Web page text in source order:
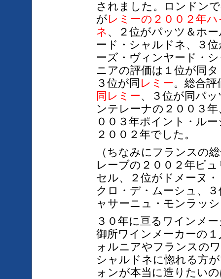
されました。ロンドン
がレミーの２００２年
ネ 、２位がパッツ＆ホ
ード・シャルドネ、３
ーズ・ヴィンヤード・
ニアの評価は１位が同
３位が同 レミー。総合
同 レミー、３位が同パ
ンテレーナの２００３
００３年ポイント・ル
２００２年でした。
（ちなみにフランスの
レーブの２００２年ピ
セル、２位がドメーヌ
クロ・デ・ムーシュ、
ャサーニュ・モンラッ
３０年に亘るワインメ
御所ワインメーカーの
ォルニアやフランスの
シャルドネに惚れる方
ォンが本当に造りたい